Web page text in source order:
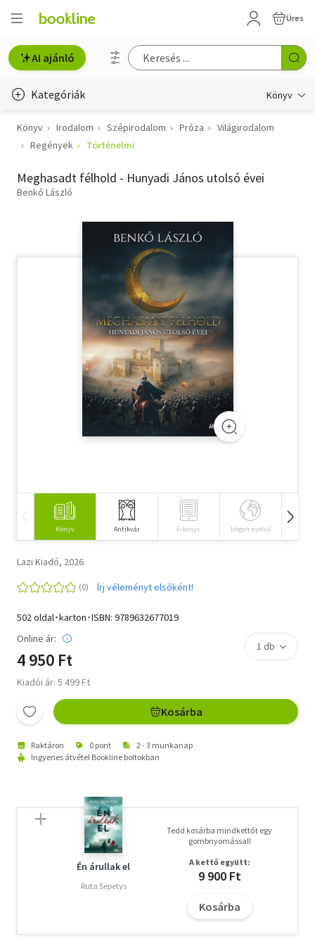
Üres
AI ajánló
Kategóriák Könyv
Életmód, egészség
Gyermek- és ifjúsági
Hobbi, szabadidő
Szótár, nyelvkönyv
Tankönyv, segédkönyv
Társadalomtudomány
Vallás
Könyv Irodalom Szépirodalom Próza
Világirodalom
Regények
Történelmi
Meghasadt félhold - Hunyadi János utolsó évei
Benkő László
Könyv Antikvár E-könyv Idegen nyelvű
Lazi Kiadó, 2026
Írj véleményt elsőként!
502 oldal･karton･ISBN: 9789632677019
Online ár:
4 950 Ft
Kiadói ár: 5 499 Ft
Kosárba
Raktáron 0 pont
2 - 3 munkanap
Ingyenes átvétel Bookline boltokban
Én árullak el
Ruta Sepetys
Tedd kosárba mindkettőt egy
gombnyomással!
A kettő együtt:
9 900 Ft
Kosárba